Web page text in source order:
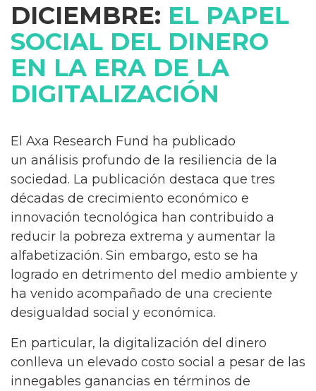
DICIEMBRE: EL PAPEL
SOCIAL DEL DINERO
EN LA ERA DE LA
DIGITALIZACIÓN
El Axa Research Fund ha publicado
un análisis profundo de la resiliencia de la
sociedad. La publicación destaca que tres
décadas de crecimiento económico e
innovación tecnológica han contribuido a
reducir la pobreza extrema y aumentar la
alfabetización. Sin embargo, esto se ha
logrado en detrimento del medio ambiente y
ha venido acompañado de una creciente
desigualdad social y económica.
En particular, la digitalización del dinero
conlleva un elevado costo social a pesar de las
innegables ganancias en términos de